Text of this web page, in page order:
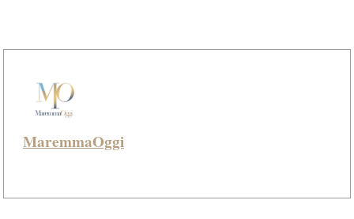
MaremmaOggi